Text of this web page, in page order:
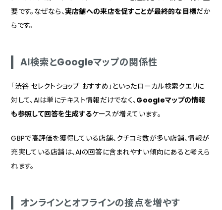
要です。なぜなら、実店舗への来店を促すことが最終的な目標だか
らです。
AI検索とGoogleマップの関係性
「渋谷 セレクトショップ おすすめ」といったローカル検索クエリに
対して、AIは単にテキスト情報だけでなく、Googleマップの情報
も参照して回答を生成するケースが増えています。
GBPで高評価を獲得している店舗、クチコミ数が多い店舗、情報が
充実している店舗は、AIの回答に含まれやすい傾向にあると考えら
れます。
オンラインとオフラインの接点を増やす